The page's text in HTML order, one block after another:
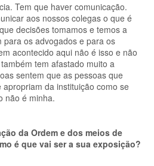
Tem que haver comunicação.
aos nossos colegas o que é
decisões tomamos e temos a
os advogados e para os
acontecido aqui não é isso e não
tem afastado muito a
sentem que as pessoas que
da instituição como se
não é minha.
da Ordem e dos meios de
é que vai ser a sua exposição?